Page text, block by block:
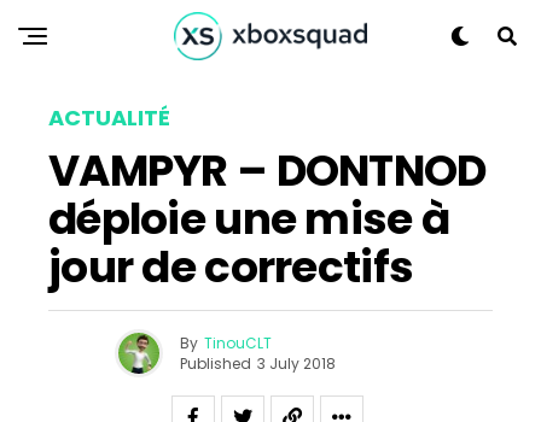
ACTUALITÉ
VAMPYR – DONTNOD
déploie une mise à
jour de correctifs
By TinouCLT
Published 3 July 2018
Pinterest
Email